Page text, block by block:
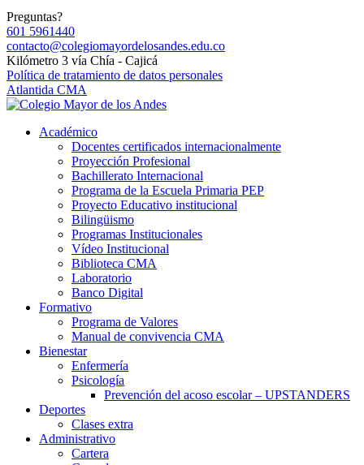
Preguntas?
601 5961440
contacto@colegiomayordelosandes.edu.co
Kilómetro 3 vía Chía - Cajicá
Política de tratamiento de datos personales
Atlantida CMA
Académico
Docentes certificados internacionalmente
Proyección Profesional
Bachillerato Internacional
Programa de la Escuela Primaria PEP
Proyecto Educativo institucional
Bilingüismo
Programas Institucionales
Vídeo Institucional
Biblioteca CMA
Laboratorio
Banco Digital
Formativo
Programa de Valores
Manual de convivencia CMA
Bienestar
Enfermería
Psicología
Prevención del acoso escolar – UPSTANDERS
Deportes
Clases extra
Administrativo
Cartera